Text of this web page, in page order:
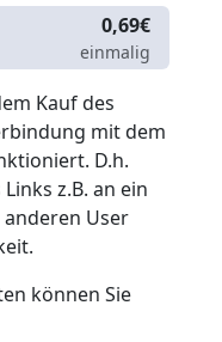
0,69€
einmalig
Kauf des
mit dem
D.h.
z.B. an ein
User
können Sie